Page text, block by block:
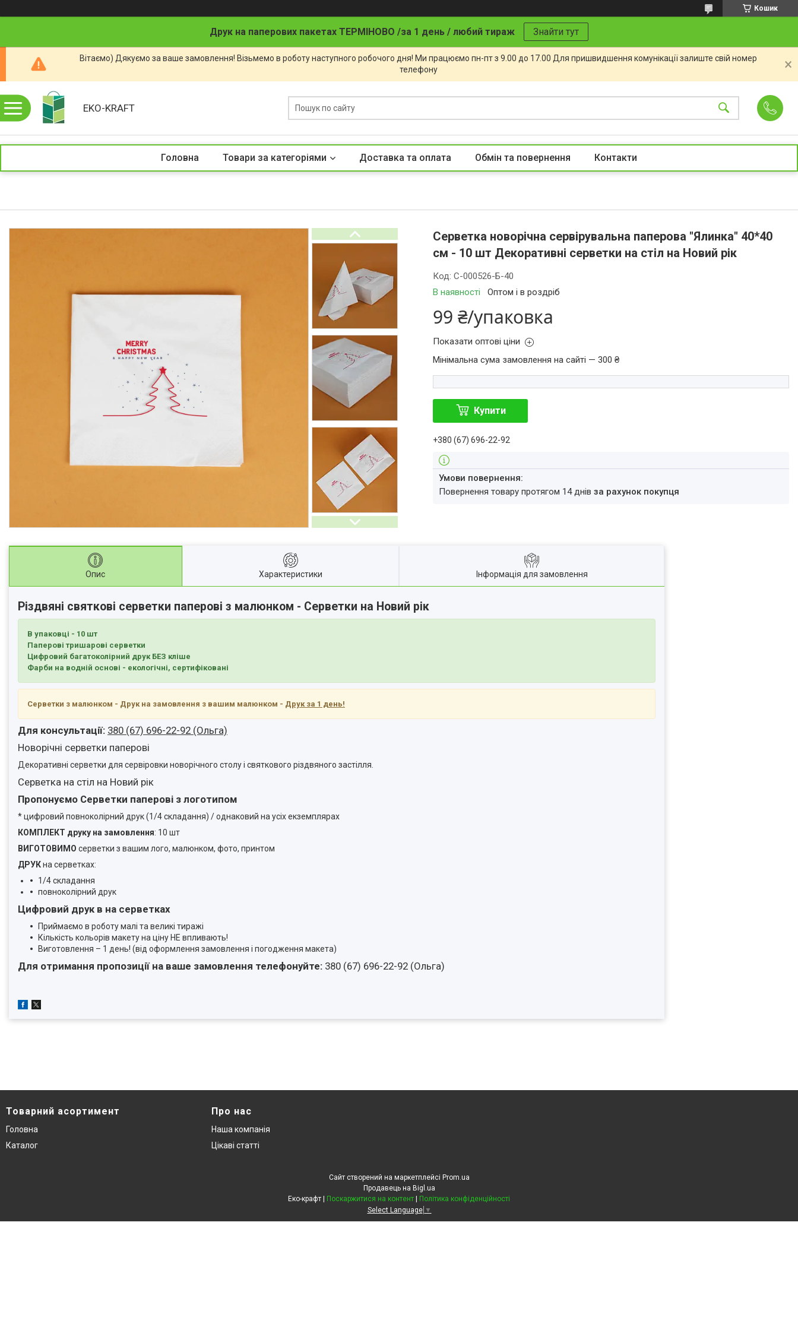
Кошик
Друк на паперових пакетах ТЕРМІНОВО /за 1 день / любий тираж Знайти тут
Вітаємо) Дякуємо за ваше замовлення! Візьмемо в роботу наступного робочого дня! Ми працюємо пн-пт з 9.00 до 17.00 Для пришвидшення комунікації залиште свій номер
телефону
EKO-KRAFT
Головна Товари за категоріями Доставка та оплата Обмін та повернення Контакти
Серветка новорічна сервірувальна паперова "Ялинка" 40*40
см - 10 шт Декоративні серветки на стіл на Новий рік
В наявності Оптом і в роздріб
Код:С-000526-Б-40
99 ₴/упаковка
Показати оптові ціни
Мінімальна сума замовлення на сайті — 300 ₴
Купити
+380 (67) 696-22-92
повернення товару протягом 14 днівза рахунок покупця
Опис Характеристики Інформація для замовлення
Різдвяні святкові серветки паперові з малюнком - Серветки на Новий рік
В упаковці - 10 шт
Паперові тришарові серветки
Цифровий багатоколірний друк БЕЗ кліше
Фарби на водній основі - екологічні, сертифіковані
Серветки з малюнком - Друк на замовлення з вашим малюнком - Друк за 1 день!
Для консультації: 380 (67) 696-22-92 (Ольга)
Новорічні серветки паперові
Декоративні серветки для сервіровки новорічного столу і святкового різдвяного застілля.
Серветка на стіл на Новий рік
Пропонуємо Серветки паперові з логотипом
* цифровий повноколірний друк (1/4 складання) / однаковий на усіх екземплярах
КОМПЛЕКТ друку на замовлення: 10 шт
ВИГОТОВИМО серветки з вашим лого, малюнком, фото, принтом
ДРУКна серветках:
1/4 складання
повноколірний друк
Цифровий друк в на серветках
Приймаємо в роботу малі та великі тиражі
Кількість кольорів макету на ціну НЕ впливають!
Виготовлення – 1 день! (від оформлення замовлення і погодження макета)
Для отримання пропозиції на ваше замовлення телефонуйте: 380 (67) 696-22-92 (Ольга)
Товарний асортимент
Головна
Каталог
Про нас
Наша компанія
Цікаві статті
Сайт створений на маркетплейсі Prom.ua
Продавець на Bigl.ua
Еко-крафт | Поскаржитися на контент | Політика конфіденційності
Select Language ▼